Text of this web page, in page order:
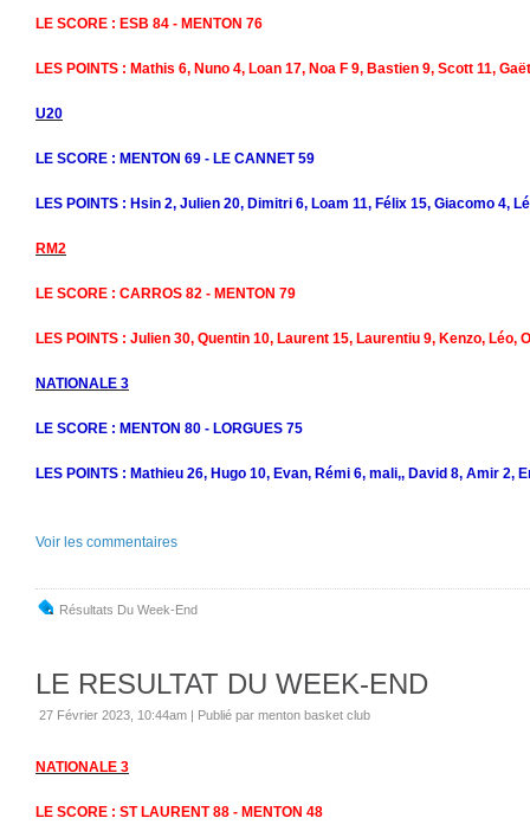
LE SCORE : ESB 84 - MENTON 76
LES POINTS : Mathis 6, Nuno 4, Loan 17, Noa F 9, Bastien 9, Scott 11,
U20
LE SCORE : MENTON 69 - LE CANNET 59
LES POINTS : Hsin 2, Julien 20, Dimitri 6, Loam 11, Félix 15, Giacomo 4,
RM2
LE SCORE : CARROS 82 - MENTON 79
LES POINTS : Julien 30, Quentin 10, Laurent 15, Laurentiu 9, Kenzo, Léo,
NATIONALE 3
LE SCORE : MENTON 80 - LORGUES 75
LES POINTS : Mathieu 26, Hugo 10, Evan, Rémi 6, mali,, David 8, Amir 2,
Voir les commentaires
Résultats Du Week-End
LE RESULTAT DU WEEK-END
27 Février 2023, 10:44am | Publié par menton basket club
NATIONALE 3
LE SCORE : ST LAURENT 88 - MENTON 48